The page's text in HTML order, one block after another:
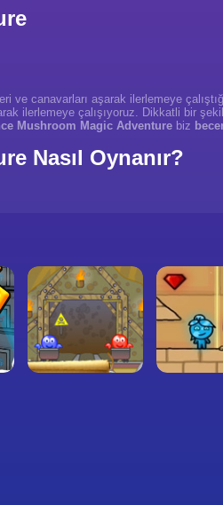
ve canavarları aşarak ilerlemeye
ilerlemeye çalışıyoruz. Dikkatli bir
Mushroom Magic Adventure biz
Nasıl Oynanır?